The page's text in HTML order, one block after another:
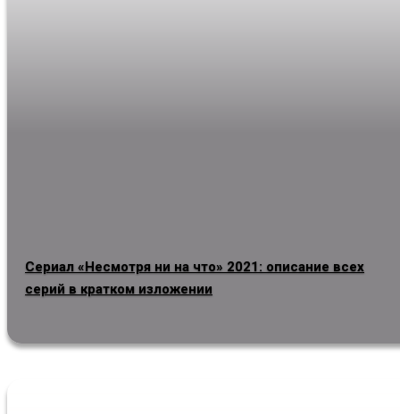
Сериал «Несмотря ни на что» 2021: описание всех
серий в кратком изложении